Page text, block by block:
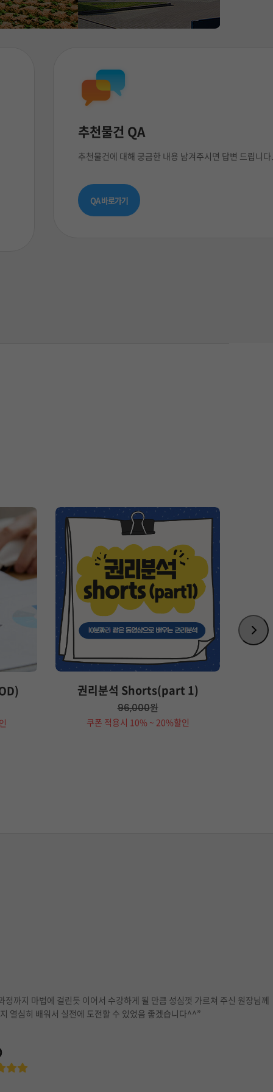
추천물건 QA
추천물건에 대해 궁금한 내용 남겨주시면 답변 드립니다.
QA 바로가기
권리분석 Shorts(part 1)
96,000원
쿠폰 적용시 10% ~ 20%할인
정까지 마법에 걸린듯 이어서 수강하게 될 만큼 성심껏 가르쳐 주신 원장님께
열심히 배워서 실전에 도전할 수 있었음 좋겠습니다^^”